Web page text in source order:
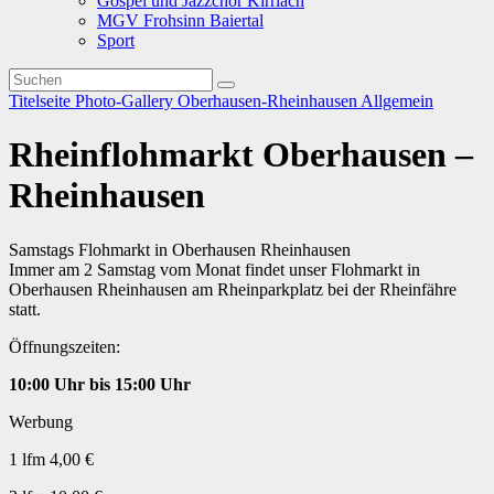
MGV Frohsinn Baiertal
Sport
Titelseite Photo-Gallery Oberhausen-Rheinhausen Allgemein
Rheinflohmarkt Oberhausen –
Rheinhausen
Samstags Flohmarkt in Oberhausen Rheinhausen
Immer am 2 Samstag vom Monat findet unser Flohmarkt in
Oberhausen Rheinhausen am Rheinparkplatz bei der Rheinfähre
statt.
Öffnungszeiten:
10:00 Uhr bis 15:00 Uhr
Werbung
1 lfm 4,00 €